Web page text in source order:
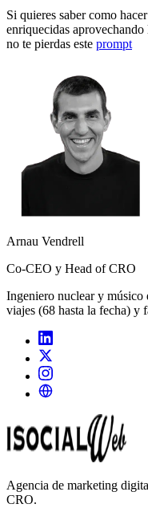
Si quieres saber como
enriquecidas
no te pierdas este prompt
Arnau Vendrell
Co-CEO y Head of CRO
Ingeniero nuclear y músico
viajes (68 hasta la fecha) y
Agencia de marketing
CRO.